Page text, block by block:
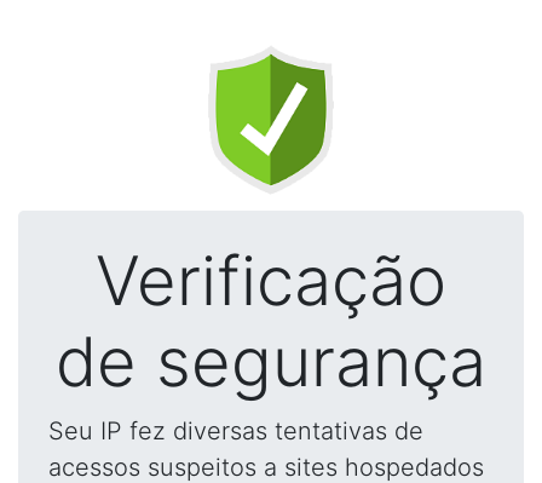
Verificação
de segurança
Seu IP fez diversas tentativas de
acessos suspeitos a sites hospedados